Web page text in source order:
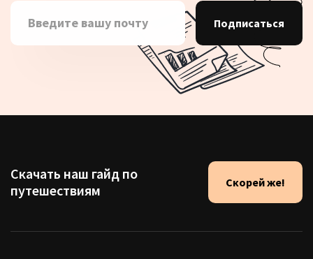
Подписаться
Скачать наш гайд по
путешествиям
Скорей же!